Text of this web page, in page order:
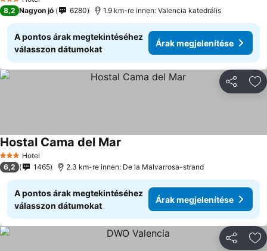
3 Kategória
8,2 Nagyon jó 6280 1.9 km-re innen: Valencia katedrális
A pontos árak megtekintéséhez
válasszon dátumokat
Árak megjelenítése
3 Kategória
Hotel
Hostal Cama del Mar
6,2 1465 2.3 km-re innen: De la Malvarrosa-strand
A pontos árak megtekintéséhez
válasszon dátumokat
Árak megjelenítése